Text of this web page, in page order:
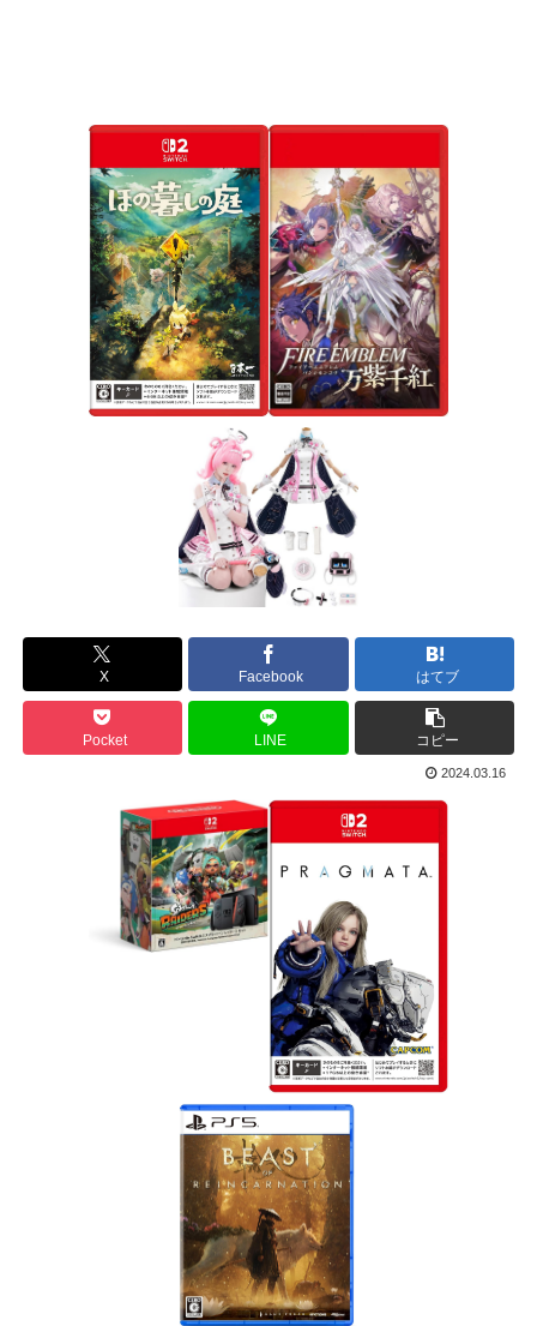
X Facebook はてブ
Pocket LINE コピー
2024.03.16